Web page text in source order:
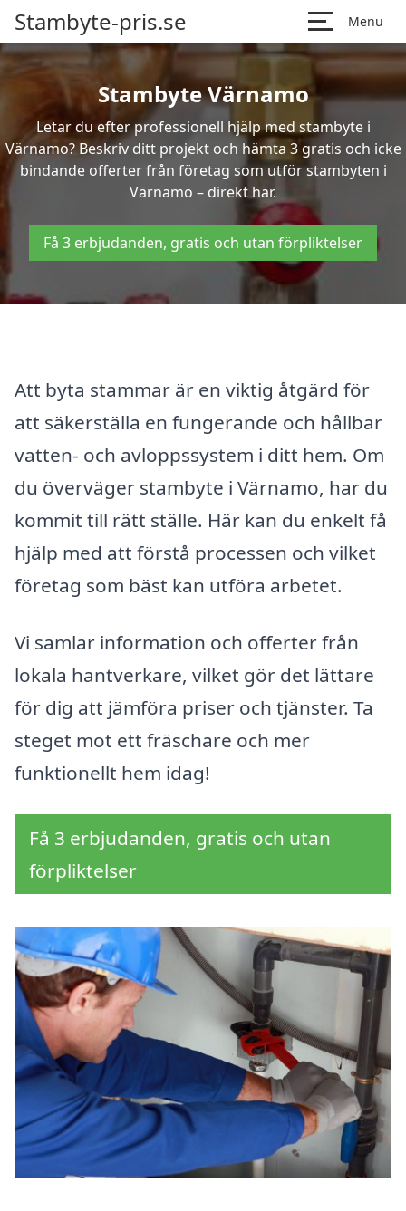
Stambyte-pris.se Menu
Stambyte Värnamo
Letar du efter professionell hjälp med stambyte i
Värnamo? Beskriv ditt projekt och hämta 3 gratis och icke
bindande offerter från företag som utför stambyten i
Värnamo – direkt här.
Få 3 erbjudanden, gratis och utan förpliktelser
Att byta stammar är en viktig åtgärd för
att säkerställa en fungerande och hållbar
vatten- och avloppssystem i ditt hem. Om
du överväger stambyte i Värnamo, har du
kommit till rätt ställe. Här kan du enkelt få
hjälp med att förstå processen och vilket
företag som bäst kan utföra arbetet.
Vi samlar information och offerter från
lokala hantverkare, vilket gör det lättare
för dig att jämföra priser och tjänster. Ta
steget mot ett fräschare och mer
funktionellt hem idag!
Få 3 erbjudanden, gratis och utan
förpliktelser